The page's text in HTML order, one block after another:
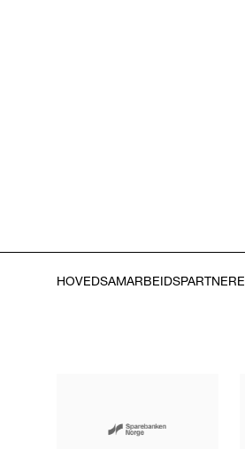
HOVEDSAMARBEIDSPARTNERE